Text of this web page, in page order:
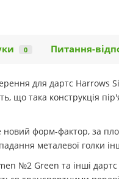
0 Питання-
для дартс
що така конструкція
форм-фактор, за
металевої
№2 Green та інші